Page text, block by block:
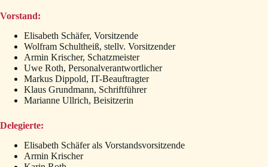
Vorstand:
Elisabeth Schäfer, Vorsitzende
Wolfram Schultheiß, stellv. Vorsitzender
Armin Krischer, Schatzmeister
Uwe Roth, Personalverantwortlicher
Markus Dippold, IT-Beauftragter
Klaus Grundmann, Schriftführer
Marianne Ullrich, Beisitzerin
Delegierte:
Elisabeth Schäfer als Vorstandsvorsitzende
Armin Krischer